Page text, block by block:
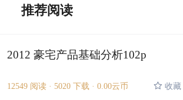
推荐阅读
2012 豪宅产品基础分析102p
12549 阅读 · 5020 下载 · 0.00云币 收藏